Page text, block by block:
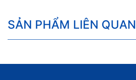
SẢN PHẨM LIÊN QUAN